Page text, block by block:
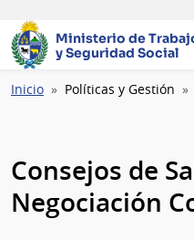
Ministerio de
y Seguridad Social
Ruta
Inicio Políticas y Gestión
Consejos de
Negociación